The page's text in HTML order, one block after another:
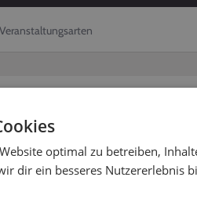
Veranstaltungsarten
oder Musik-Genre
ob Hochzeit,
Du Aufträge suchst.
optimal zu betreiben,
dir ein besseres Nutzererlebnis